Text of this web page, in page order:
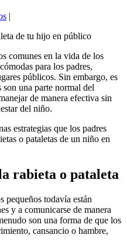
|
comunes en la vida de los
para los padres,
públicos. Sin embargo, es
son una parte normal del
de manera efectiva sin
del niño.
estrategias que los padres
o pataletas de un niño en
rabieta o pataleta
pequeños todavía están
y a comunicarse de manera
son una forma de que los
cansancio o hambre,